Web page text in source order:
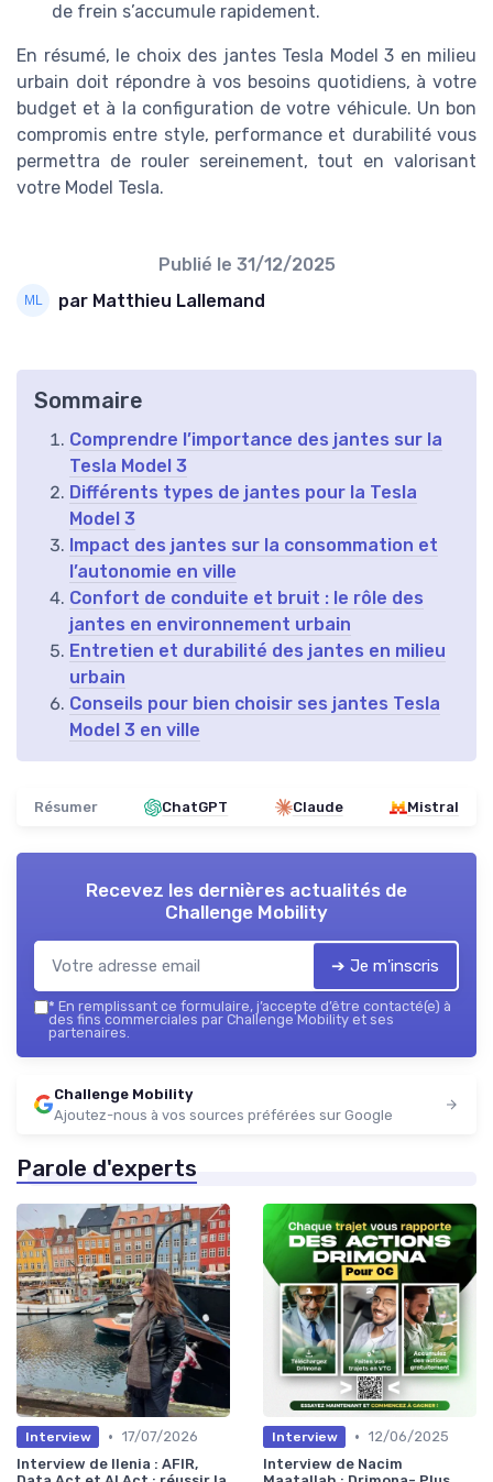
de frein s’accumule rapidement.
En résumé, le choix des jantes Tesla Model 3 en milieu
urbain doit répondre à vos besoins quotidiens, à votre
budget et à la configuration de votre véhicule. Un bon
compromis entre style, performance et durabilité vous
permettra de rouler sereinement, tout en valorisant
votre Model Tesla.
Publié le 31/12/2025
par Matthieu Lallemand
Sommaire
Comprendre l’importance des jantes sur la
Tesla Model 3
Différents types de jantes pour la Tesla
Model 3
Impact des jantes sur la consommation et
l’autonomie en ville
Confort de conduite et bruit : le rôle des
jantes en environnement urbain
Entretien et durabilité des jantes en milieu
urbain
Conseils pour bien choisir ses jantes Tesla
Model 3 en ville
Résumer ChatGPT Claude Mistral
Recevez les dernières actualités de
Challenge Mobility
➔ Je m'inscris
* En remplissant ce formulaire, j’accepte d’être contacté(e) à
des fins commerciales par Challenge Mobility et ses
partenaires.
Challenge Mobility
Ajoutez-nous à vos sources préférées sur Google
Parole d'experts
Interview • 17/07/2026
Interview de Ilenia : AFIR,
Interview • 12/06/2025
Interview de Nacim